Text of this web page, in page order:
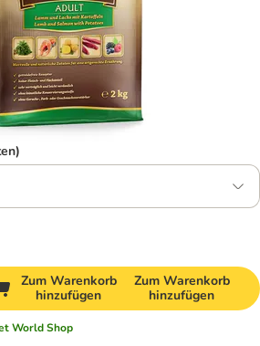
Zum Warenkorb
hinzufügen
Zum Warenkorb
hinzufügen
World Shop